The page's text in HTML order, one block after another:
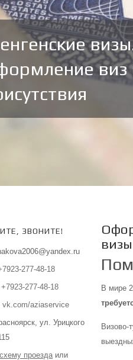
виз
ЗВОНИТЕ!
277-48-18
+7923-277-48-18
vk.com/aziaservice
ул. Урицкого
схему проездаили
визы
В мире
Визово-